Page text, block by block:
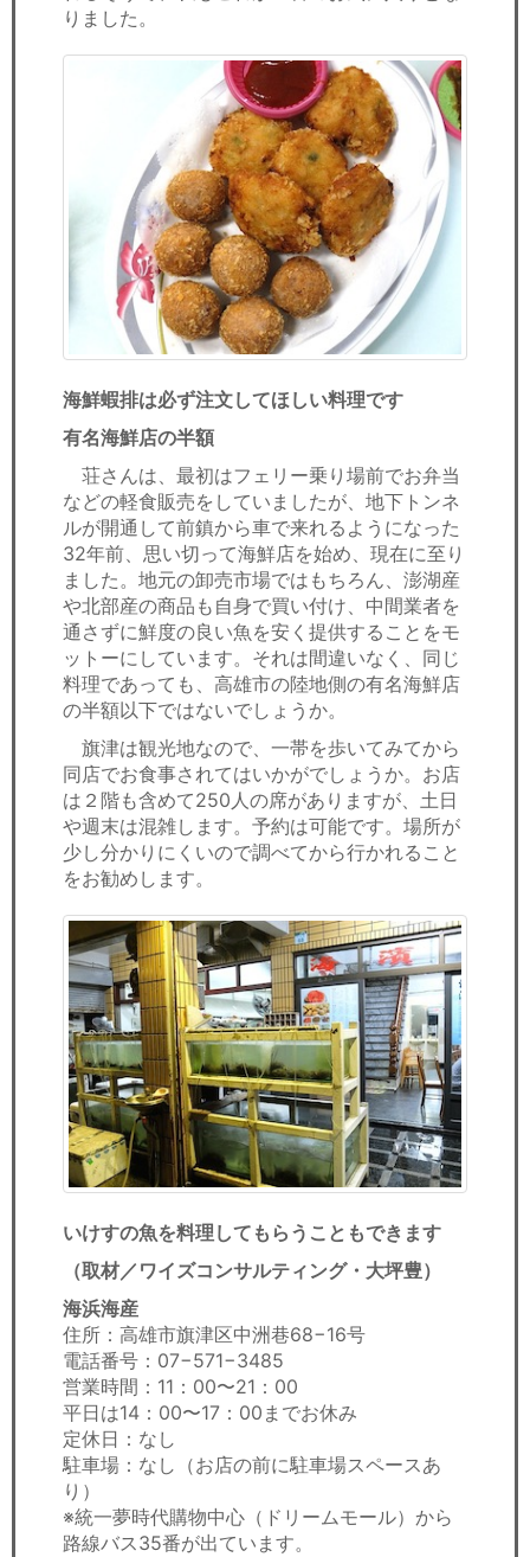
りました。
海鮮蝦排は必ず注文してほしい料理です
有名海鮮店の半額
荘さんは、最初はフェリー乗り場前でお弁当
などの軽食販売をしていましたが、地下トンネ
ルが開通して前鎮から車で来れるようになった
32年前、思い切って海鮮店を始め、現在に至り
ました。地元の卸売市場ではもちろん、澎湖産
や北部産の商品も自身で買い付け、中間業者を
通さずに鮮度の良い魚を安く提供することをモ
ットーにしています。それは間違いなく、同じ
料理であっても、高雄市の陸地側の有名海鮮店
の半額以下ではないでしょうか。
旗津は観光地なので、一帯を歩いてみてから
同店でお食事されてはいかがでしょうか。お店
は２階も含めて250人の席がありますが、土日
や週末は混雑します。予約は可能です。場所が
少し分かりにくいので調べてから行かれること
をお勧めします。
いけすの魚を料理してもらうこともできます
（取材／ワイズコンサルティング・大坪豊）
海浜海産
住所：高雄市旗津区中洲巷68−16号
電話番号：07−571−3485
営業時間：11：00〜21：00
平日は14：00〜17：00までお休み
定休日：なし
駐車場：なし（お店の前に駐車場スペースあ
り）
※統一夢時代購物中心（ドリームモール）から
路線バス35番が出ています。